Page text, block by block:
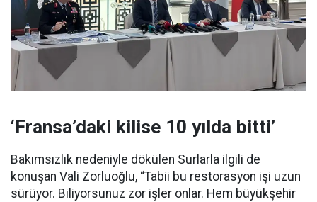
‘Fransa’daki kilise 10 yılda bitti’
Bakımsızlık nedeniyle dökülen Surlarla ilgili de
konuşan Vali Zorluoğlu, “Tabii bu restorasyon işi uzun
sürüyor. Biliyorsunuz zor işler onlar. Hem büyükşehir